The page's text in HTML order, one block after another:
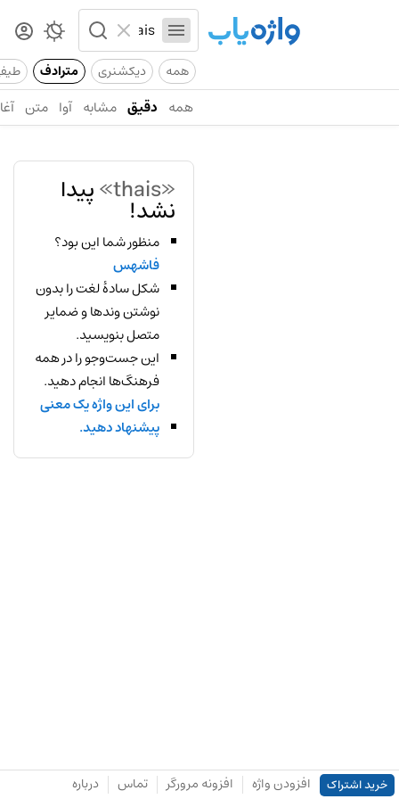
همه دیکشنری مترادف
همه دقیق مشابه آوا متن
«thais» پیدا
نشد!
منظور شما این بود؟
فاشهس
شکل سادهٔ لغت را بدون
نوشتن وندها و ضمایر
متصل بنویسید.
این جست‌وجو را در همه
فرهنگ‌ها انجام دهید.
برای این واژه یک معنی
پیشنهاد دهید.
خرید اشتراک افزودن واژه افزونه مرورگر تماس درباره